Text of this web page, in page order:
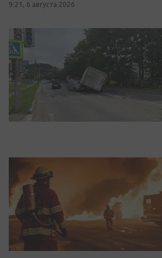
9:21, 6 августа 2026